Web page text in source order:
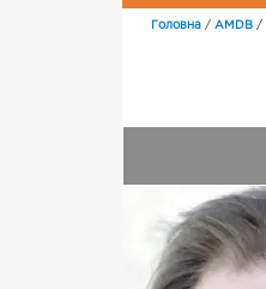
Головна / AMDB /